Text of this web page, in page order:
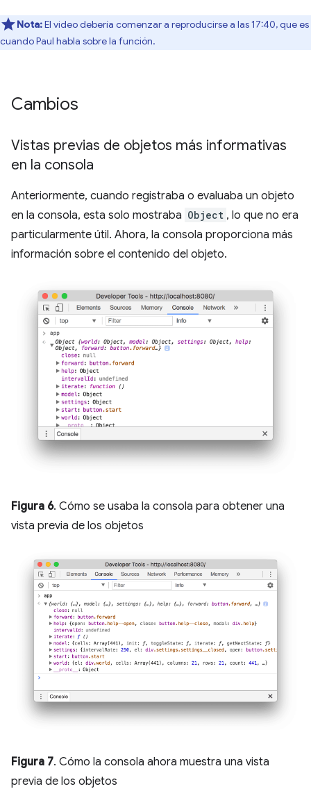
Nota:El video debería comenzar a reproducirse a las 17:40, que es
cuando Paul habla sobre la función.
Cambios
Vistas previas de objetos más informativas
en la consola
Anteriormente, cuando registraba o evaluaba un objeto
en la consola, esta solo mostraba Object , lo que no era
particularmente útil. Ahora, la consola proporciona más
información sobre el contenido del objeto.
Figura 6. Cómo se usaba la consola para obtener una
vista previa de los objetos
Figura 7. Cómo la consola ahora muestra una vista
previa de los objetos